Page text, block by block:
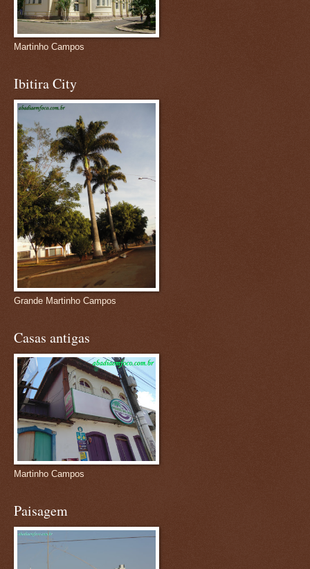
Martinho Campos
Ibitira City
Grande Martinho Campos
Casas antigas
Martinho Campos
Paisagem